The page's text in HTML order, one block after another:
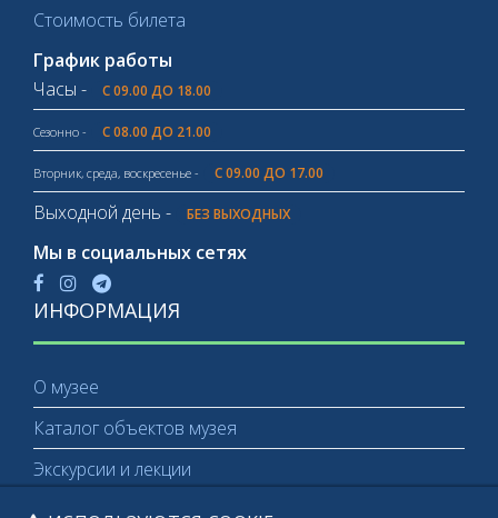
Стоимость билета
График работы
Часы -
С 09.00 ДО 18.00
Сезонно - С 08.00 ДО 21.00
Вторник, среда, воскресенье - С 09.00 ДО 17.00
Выходной день - БЕЗ ВЫХОДНЫХ
Мы в социальных сетях
ИНФОРМАЦИЯ
О музее
Каталог объектов музея
Экскурсии и лекции